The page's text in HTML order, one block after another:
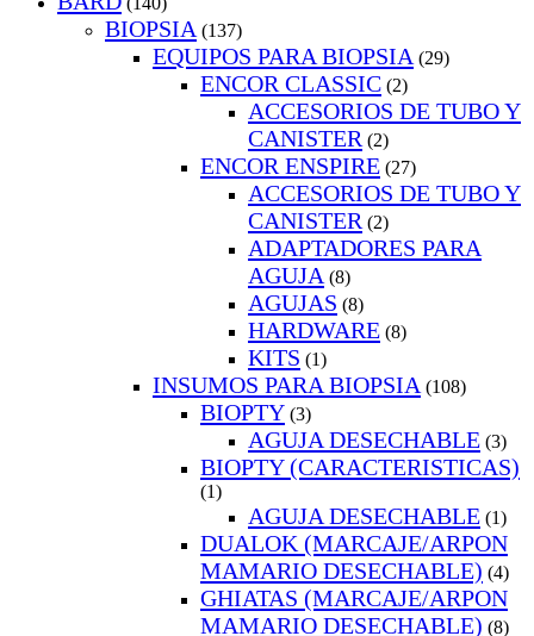
BIOPSIA (137)
EQUIPOS PARA BIOPSIA (29)
ENCOR CLASSIC (2)
ACCESORIOS DE TUBO Y
CANISTER (2)
ENCOR ENSPIRE (27)
ACCESORIOS DE TUBO Y
CANISTER (2)
ADAPTADORES PARA
AGUJA (8)
AGUJAS (8)
HARDWARE (8)
KITS (1)
INSUMOS PARA BIOPSIA (108)
BIOPTY (3)
AGUJA DESECHABLE (3)
BIOPTY (CARACTERISTICAS)
(1)
AGUJA DESECHABLE (1)
DUALOK (MARCAJE/ARPON
MAMARIO DESECHABLE) (4)
GHIATAS (MARCAJE/ARPON
MAMARIO DESECHABLE) (8)